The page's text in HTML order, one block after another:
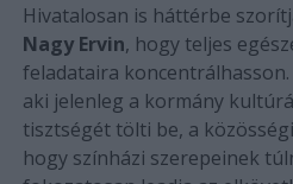
Hivatalosan is háttérbe
Nagy Ervin, hogy teljes
feladataira
aki jelenleg a kormány
tisztségét tölti be, a
hogy színházi szerepeinek